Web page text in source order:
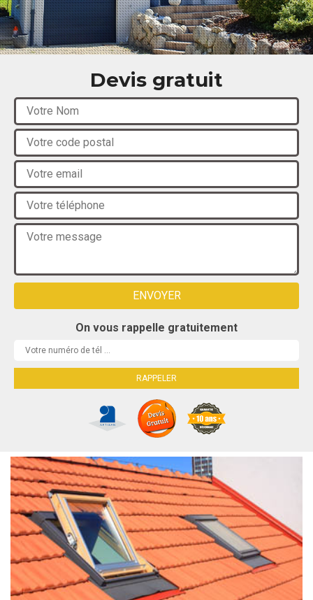
Devis gratuit
On vous rappelle gratuitement